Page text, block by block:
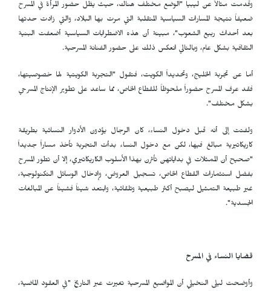
وقدمت مثالاً عن ليبيا "الوضع مختلف هناك، حيث يظل حضور المرأة في المسرح
ضعيفاً نتيجة المسارات السياسية المتقلبة التي مرت بها البلاد، والتي زادت حدتها
بعد أحداث ربيع الشعوب"، مبينة أن هذه الاضطرابات السياسية أضعفت البنية
الثقافية بشكل عام، وبالتالي انعكس ذلك على حضور الفنانة المسرحية.
أما عن تجربة الخليج، وتحديداً الكويت، فتقول "التجربة الكويتية لها خصوصيتها،
فقد عرف المسرح حضوراً ملحوظاً للقطاع الخاص، مما ساعد على تطوير الإنتاج المسرحي
بشكل مختلف".
ولفتت إلى أنه قبل دخول النساء، كان الرجال يؤدون الأدوار النسائية بطريقة
كاريكاتيرية مبالغ فيها، لكن مع دخول النساء بدأت التجربة تأخذ مساراً جديداً
"صحيح أن الممثلات في بداياتهن تأثرن بهذا الأسلوب الكاريكاتيري، إلا أن تطور المسرح
بفضل استثمارات القطاع الخاص، تسجيل العروض، وإدخال الوسائل التكنولوجية،
غير طبيعة التمثيل ليصبح أكثر طبيعية وتلقائية، وابتعد شيئاً فشيئاً عن المبالغات
الجسدية".
قضايا النساء في المسرح
وأوضحت ليلى النخيلي أن المواضيع المسرحية تغيرت عبر التاريخ "في العقود الماضية،